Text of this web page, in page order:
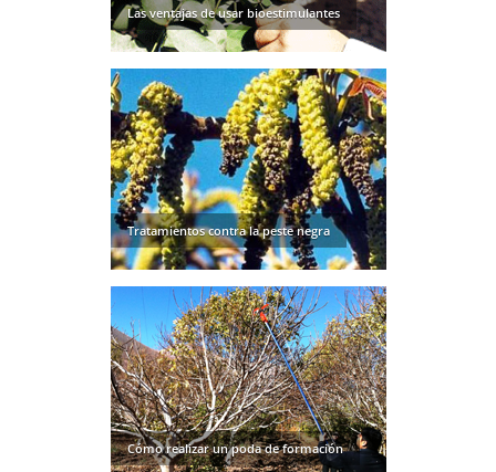
Las ventajas de usar bioestimulantes
Tratamientos contra la peste negra
Cómo realizar un poda de formación